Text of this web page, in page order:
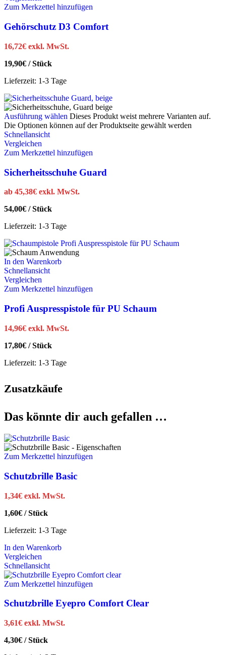
Zum Merkzettel hinzufügen
Gehörschutz D3 Comfort
16,72€ exkl. MwSt.
19,90€ /Stück
Lieferzeit: 1-3 Tage
Ausführung wählen Dieses Produkt weist mehrere Varianten auf.
Die Optionen können auf der Produktseite gewählt werden
Schnellansicht
Vergleichen
Zum Merkzettel hinzufügen
Sicherheitsschuhe Guard
ab 45,38€ exkl. MwSt.
54,00€ /Stück
Lieferzeit: 1-3 Tage
In den Warenkorb
Schnellansicht
Vergleichen
Zum Merkzettel hinzufügen
Profi Auspresspistole für PU Schaum
14,96€ exkl. MwSt.
17,80€ /Stück
Lieferzeit: 1-3 Tage
Zusatzkäufe
Das könnte dir auch gefallen …
Zum Merkzettel hinzufügen
Schutzbrille Basic
1,34€ exkl. MwSt.
1,60€ /Stück
Lieferzeit: 1-3 Tage
In den Warenkorb
Vergleichen
Schnellansicht
Zum Merkzettel hinzufügen
Schutzbrille Eyepro Comfort Clear
3,61€ exkl. MwSt.
4,30€ /Stück